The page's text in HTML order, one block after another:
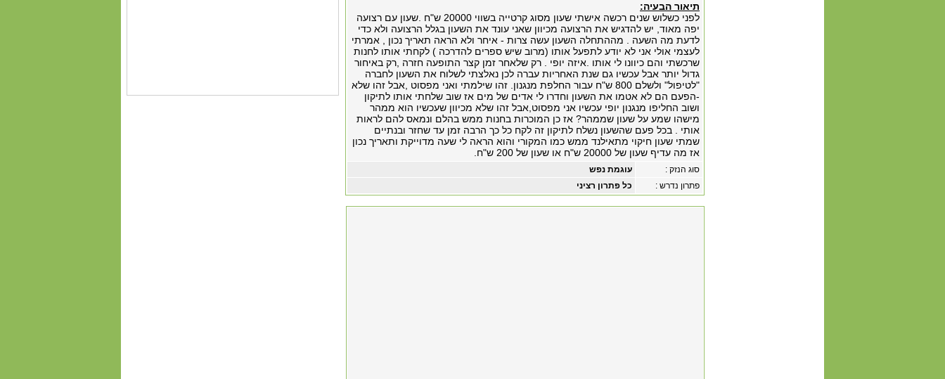
תיאור הבעיה:
לפני כשלוש שנים רכשה אישתי שעון מסוג קרטייה בשווי 20000 ש"ח .שעון עם רצועה
יפה מאוד, יש להדגיש את הרצועה מכיוון שאני עונד את השעון בגלל הרצועה ולא כדי
לדעת מה השעה . מההתחלה השעון עשה צרות - איחר ולא הראה תאריך נכון , אמרתי
לעצמי אולי אני לא יודע לתפעל אותו (מרוב שיש ספרים להדרכה ) לקחתי אותו לחנות
שרכשתי והם כיוונו לי אותו .איזה יופי . רק שלאחר זמן קצר התופעה חזרה ,רק באיחור
גדול יותר אבל עכשיו גם שנת האחריות עברה לכן נאלצתי לשלוח את השעון לחברה
"לטיפול" ולשלם 800 ש"ח עבור החלפת מנגנון. זהו שילמתי ואני מפסוט ,אבל זהו שלא
-הפעם הם לא אטמו את השעון וחדרו לי אדים של מים אז שוב שלחתי אותו לתיקון
ושוב החליפו מנגנון יופי עכשיו אני מפסוט,אבל זהו שלא מכיוון שעכשיו הוא ממהר
מישהו שמע על שעון שממהר? אז כן המוכרות בחנות ממש בהלם ונמאס להם לראות
אותי . בכל פעם שהשעון נשלח לתיקון זה לקח כל כך הרבה זמן עד שחזר ובנתיים
שמתי שעון חיקוי מתאילנד ממש כמו המקורי והוא הראה לי שעה מדוייקת ותאריך נכון
אז מה עדיף שעון של 20000 ש"ח או שעון של 200 ש"ח.
עוגמת נפש
סוג הנזק :
כל פתרון רציני
פתרון נדרש :